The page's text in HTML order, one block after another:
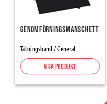
Concrete Casting
Rebaring, Spacers, Wedges
Construction Foundation
Studded membranes and
Radonskydds
Genomförningsmanschett
Tätningsband / General
Visa produkt